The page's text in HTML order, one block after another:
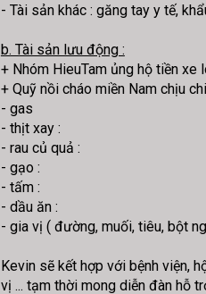
- Tài sản khác : găng tay y tế,
b. Tài sản lưu động :
+ Nhóm HieuTam ủng hộ tiền xe
+ Quỹ nồi cháo miền Nam chịu
- gas
- thịt xay :
- rau củ quả :
- gạo :
- tấm :
- dầu ăn :
- gia vị ( đường, muối, tiêu, bột
Kevin sẽ kết hợp với bệnh viện,
vị ... tạm thời mong diễn đàn hỗ